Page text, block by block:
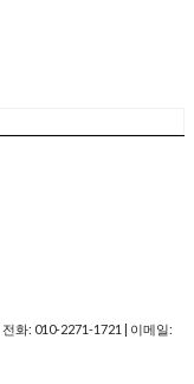
화: 010-2271-1721 | 이메일: